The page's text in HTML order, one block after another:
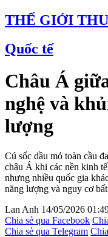
THẾ GIỚI
Quốc tế
Châu Á
nghệ và
lượng
Cú sốc dầu mỏ toàn cầu
châu Á khi các nền kinh
nhưng nhiều quốc gia
năng lượng và nguy cơ
Lan Anh 14/05/2026
Chia sẻ qua Facebook
Chia sẻ qua Telegram